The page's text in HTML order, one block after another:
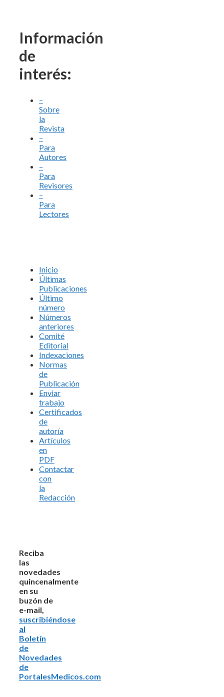
Información
de
interés:
–
Sobre
la
Revista
–
Para
Autores
–
Para
Revisores
–
Para
Lectores
Inicio
Últimas
Publicaciones
Último
número
Números
anteriores
Comité
Editorial
Indexaciones
Normas
de
Publicación
Enviar
trabajo
Certificados
de
autoría
Artículos
en
PDF
Contactar
con
la
Redacción
Reciba
las
novedades
quincenalmente
en su
buzón de
e-mail,
suscribiéndose
al
Boletín
de
Novedades
de
PortalesMedicos.com